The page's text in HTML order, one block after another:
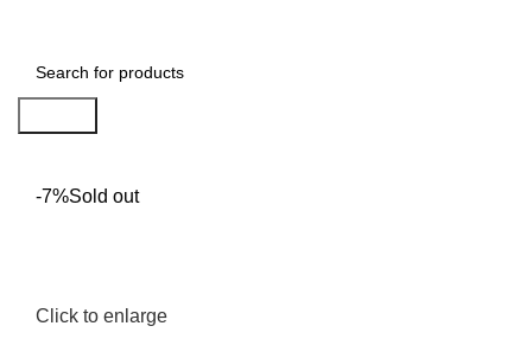
-7%Sold out
Click to enlarge